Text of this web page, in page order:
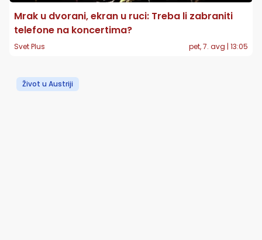
Mrak u dvorani, ekran u ruci: Treba li zabraniti
telefone na koncertima?
Svet Plus pet, 7. avg | 13:05
Život u Austriji